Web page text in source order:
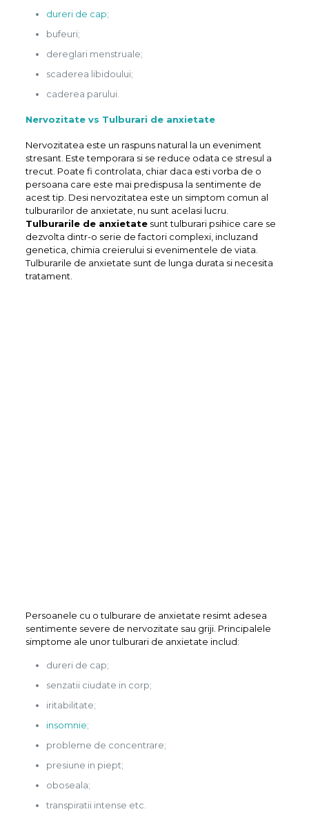
dureri de cap;
bufeuri;
dereglari menstruale;
scaderea libidoului;
caderea parului.
Nervozitate vs Tulburari de anxietate
Nervozitatea este un raspuns natural la un eveniment
stresant. Este temporara si se reduce odata ce stresul a
trecut. Poate fi controlata, chiar daca esti vorba de o
persoana care este mai predispusa la sentimente de
acest tip. Desi nervozitatea este un simptom comun al
tulburarilor de anxietate, nu sunt acelasi lucru.
Tulburarile de anxietatesunt tulburari psihice care se
dezvolta dintr-o serie de factori complexi, incluzand
genetica, chimia creierului si evenimentele de viata.
Tulburarile de anxietate sunt de lunga durata si necesita
tratament.
Persoanele cu o tulburare de anxietate resimt adesea
sentimente severe de nervozitate sau griji. Principalele
simptome ale unor tulburari de anxietate includ:
dureri de cap;
senzatii ciudate in corp;
iritabilitate;
insomnie;
probleme de concentrare;
presiune in piept;
oboseala;
transpiratii intense etc.